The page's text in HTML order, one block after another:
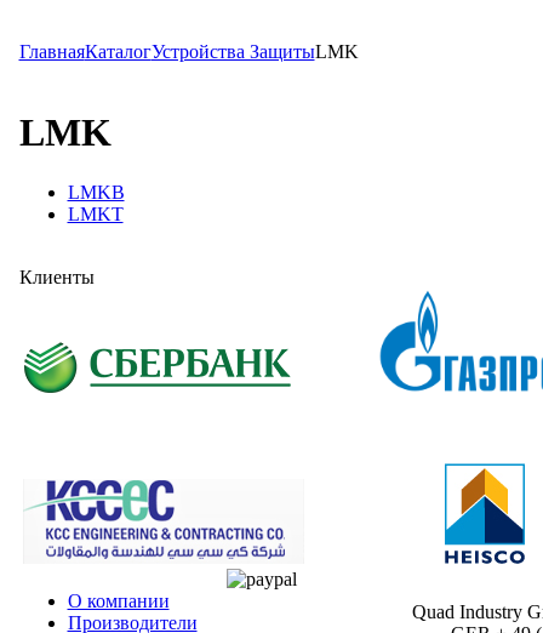
ГлавнаяКаталогУстройства ЗащитыLMK
LMK
LMKB
LMKT
Клиенты
О компании
Производители
Quad Industry